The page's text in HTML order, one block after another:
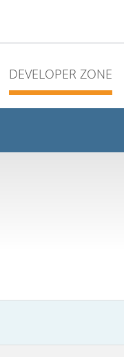
DEVELOPER ZONE